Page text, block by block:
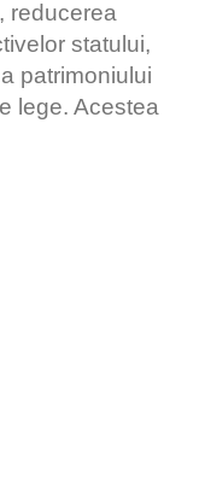
reducerea
statului,
patrimoniului
lege. Acestea